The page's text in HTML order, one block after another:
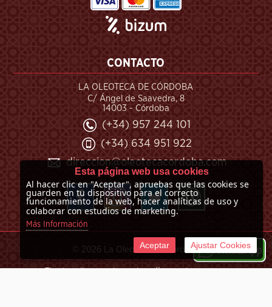
CONTACTO
LA OLEOTECA DE CÓRDOBA
C/ Ángel de Saavedra, 8
14003 - Córdoba
(+34) 957 244 101
(+34) 634 951 922
direccion@oleotecacordoba.com
© 2026 La Oleoteca de Córdoba
Esta página web usa cookies
Al hacer clic en "Aceptar", apruebas que las cookies se
guarden en tu dispositivo para el correcto
funcionamiento de la web, hacer analíticas de uso y
colaborar con estudios de marketing.
Más Información
Aceptar Ajustar Cookies